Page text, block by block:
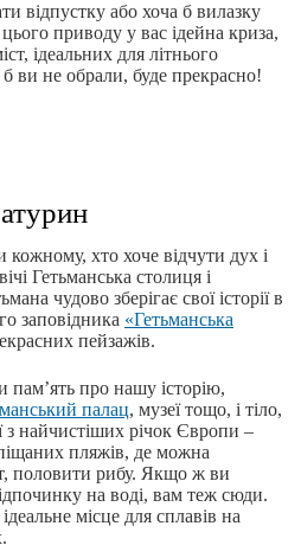
відпустку або хоча б вилазку
приводу у вас ідейна криза,
ідеальних для літнього
ви не обрали, буде прекрасно!
кожному, хто хоче відчути дух і
Гетьманська столиця і
чудово зберігає свої історії в
заповідника «Гетьманська
пейзажів.
пам’ять про нашу історію,
палац, музеї тощо, і тіло,
з найчистіших річок Європи ‒
пляжів, де можна
половити рибу. Якщо ж ви
на воді, вам теж сюди.
місце для сплавів на